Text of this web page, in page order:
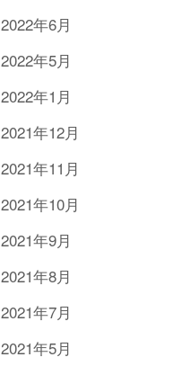
2022年6月
2022年5月
2022年1月
2021年12月
2021年11月
2021年10月
2021年9月
2021年8月
2021年7月
2021年5月